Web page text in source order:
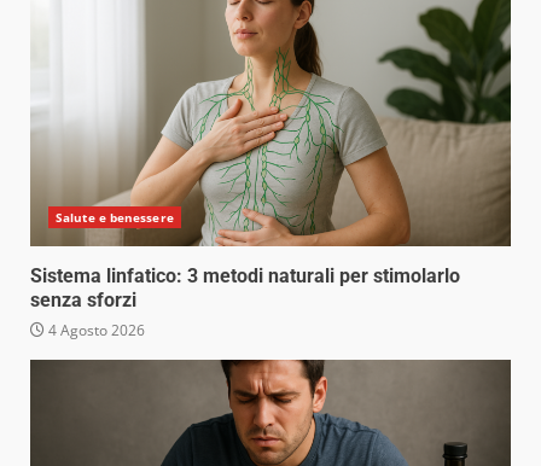
Salute e benessere
Sistema linfatico: 3 metodi naturali per stimolarlo
senza sforzi
4 Agosto 2026